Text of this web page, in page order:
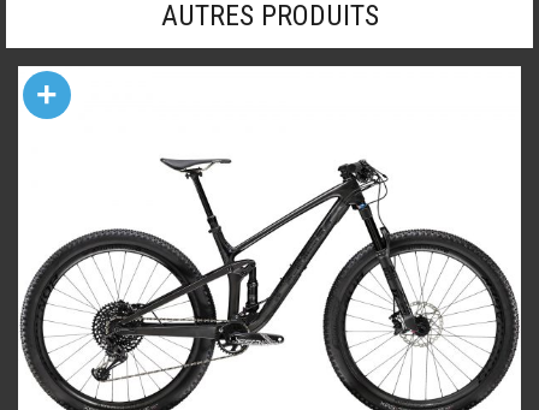
AUTRES PRODUITS
+